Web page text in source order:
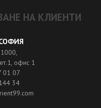
НА КЛИЕНТИ
офис 1
01 07
34